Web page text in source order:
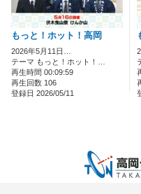
もっと！ホット！高岡
2026年5月11日…
テーマ もっと！ホット！…
再生時間 00:09:59
再生回数 106
登録日 2026/05/11